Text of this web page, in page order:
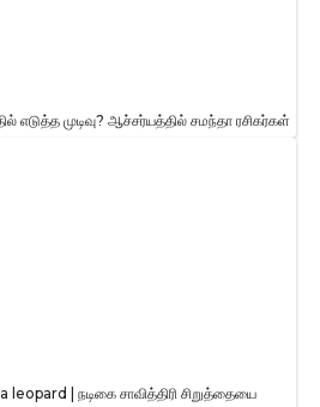
எடுத்த முடிவு? ஆச்சர்யத்தில் சமந்தா ரசிகர்கள்
| நடிகை சாவித்திரி சிறுத்தையை